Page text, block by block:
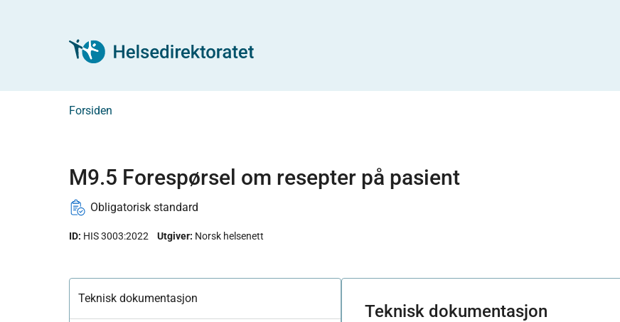
Forsiden
M9.5 Forespørsel om resepter på pasient
Obligatorisk standard
ID: HIS 3003:2022 Utgiver: Norsk helsenett
Teknisk dokumentasjon
Teknisk dokumentasjon